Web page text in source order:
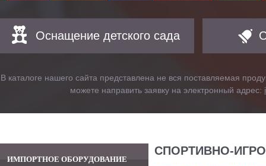
Оснащение детского сада
В каталоге нашего сайта представлена не вся поставляемая
можете направить заявку на электронный адрес:
ИМПОРТНОЕ ОБОРУДОВАНИЕ
СПОРТИВНО-